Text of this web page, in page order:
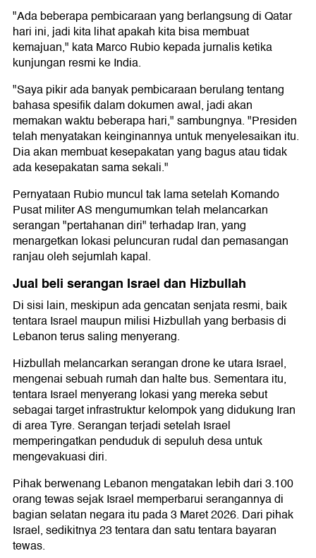
"Ada beberapa pembicaraan yang berlangsung di Qatar
hari ini, jadi kita lihat apakah kita bisa membuat
kemajuan," kata Marco Rubio kepada jurnalis ketika
kunjungan resmi ke India.
"Saya pikir ada banyak pembicaraan berulang tentang
bahasa spesifik dalam dokumen awal, jadi akan
memakan waktu beberapa hari," sambungnya. "Presiden
telah menyatakan keinginannya untuk menyelesaikan itu.
Dia akan membuat kesepakatan yang bagus atau tidak
ada kesepakatan sama sekali."
Pernyataan Rubio muncul tak lama setelah Komando
Pusat militer AS mengumumkan telah melancarkan
serangan "pertahanan diri" terhadap Iran, yang
menargetkan lokasi peluncuran rudal dan pemasangan
ranjau oleh sejumlah kapal.
Jual beli serangan Israel dan Hizbullah
Di sisi lain, meskipun ada gencatan senjata resmi, baik
tentara Israel maupun milisi Hizbullah yang berbasis di
Lebanon terus saling menyerang.
Hizbullah melancarkan serangan drone ke utara Israel,
mengenai sebuah rumah dan halte bus. Sementara itu,
tentara Israel menyerang lokasi yang mereka sebut
sebagai target infrastruktur kelompok yang didukung Iran
di area Tyre. Serangan terjadi setelah Israel
memperingatkan penduduk di sepuluh desa untuk
mengevakuasi diri.
Pihak berwenang Lebanon mengatakan lebih dari 3.100
orang tewas sejak Israel memperbarui serangannya di
bagian selatan negara itu pada 3 Maret 2026. Dari pihak
Israel, sedikitnya 23 tentara dan satu tentara bayaran
tewas.